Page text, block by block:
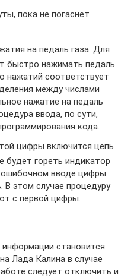
пока не погаснет
на педаль газа. Для
быстро нажимать педаль
нажатий соответствует
между числами
нажатие на педаль
ввода, по сути,
кода.
цифры включится цепь
будет гореть индикатор
вводе цифры
В этом случае процедуру
с первой цифры.
становится
Лада Калина в случае
следует отключить и